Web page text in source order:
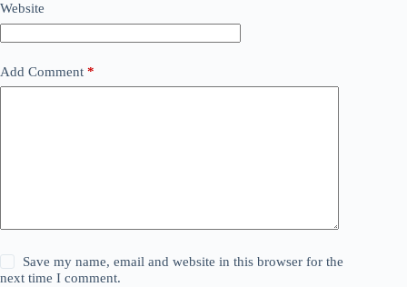
Website
Add Comment *
Save my name, email and website in this browser for the
next time I comment.